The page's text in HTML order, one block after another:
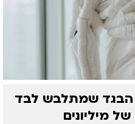
שמתלבש לבד
מיליונים